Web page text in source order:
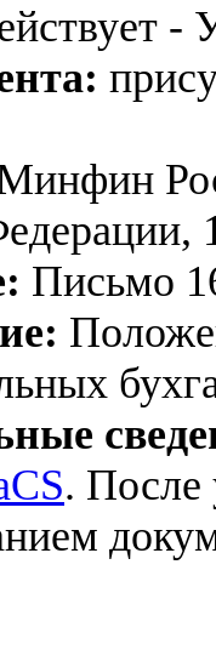
-
Письмо
. После